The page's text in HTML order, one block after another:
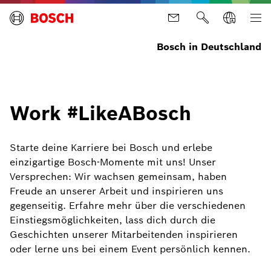
Bosch in Deutschland
Work #LikeABosch
Starte deine Karriere bei Bosch und erlebe
einzigartige Bosch-Momente mit uns! Unser
Versprechen: Wir wachsen gemeinsam, haben
Freude an unserer Arbeit und inspirieren uns
gegenseitig. Erfahre mehr über die verschiedenen
Einstiegsmöglichkeiten, lass dich durch die
Geschichten unserer Mitarbeitenden inspirieren
oder lerne uns bei einem Event persönlich kennen.